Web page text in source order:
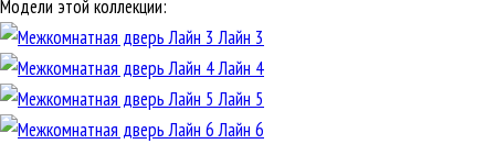
Модели этой коллекции:
Лайн 3
Лайн 4
Лайн 5
Лайн 6